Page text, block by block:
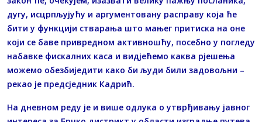
дугу, исцрпљујућу и аргументовану расправу која ће
бити у функцији стварања што мањег притиска на оне
који се баве привредном активношћу, посебно у погледу
набавке фискалних каса и видјећемо каква рјешења
можемо обезбиједити како би људи били задовољни –
рекао је предсједник Кадрић.
На дневном реду је и више одлука о утврђивању јавног